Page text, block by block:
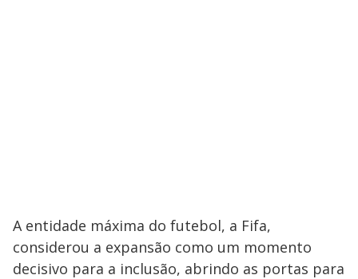
A entidade máxima do futebol, a Fifa,
considerou a expansão como um momento
decisivo para a inclusão, abrindo as portas para